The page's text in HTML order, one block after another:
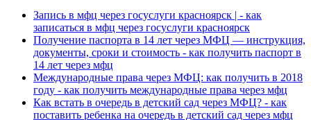
Запись в мфц через госуслуги красноярск | - как
записаться в мфц через госуслуги красноярск
Получение паспорта в 14 лет через МФЦ — инструкция,
документы, сроки и стоимость - как получить паспорт в
14 лет через мфц
Международные права через МФЦ: как получить в 2018
году - как получить международные права через мфц
Как встать в очередь в детский сад через МФЦ? - как
поставить ребенка на очередь в детский сад через мфц